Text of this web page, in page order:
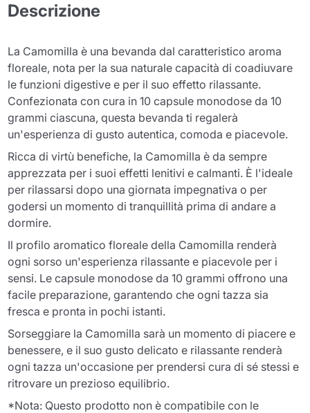
Descrizione
La Camomilla è una bevanda dal caratteristico aroma
floreale, nota per la sua naturale capacità di coadiuvare
le funzioni digestive e per il suo effetto rilassante.
Confezionata con cura in 10 capsule monodose da 10
grammi ciascuna, questa bevanda ti regalerà
un'esperienza di gusto autentica, comoda e piacevole.
Ricca di virtù benefiche, la Camomilla è da sempre
apprezzata per i suoi effetti lenitivi e calmanti. È l'ideale
per rilassarsi dopo una giornata impegnativa o per
godersi un momento di tranquillità prima di andare a
dormire.
Il profilo aromatico floreale della Camomilla renderà
ogni sorso un'esperienza rilassante e piacevole per i
sensi. Le capsule monodose da 10 grammi offrono una
facile preparazione, garantendo che ogni tazza sia
fresca e pronta in pochi istanti.
Sorseggiare la Camomilla sarà un momento di piacere e
benessere, e il suo gusto delicato e rilassante renderà
ogni tazza un'occasione per prendersi cura di sé stessi e
ritrovare un prezioso equilibrio.
*Nota: Questo prodotto non è compatibile con le